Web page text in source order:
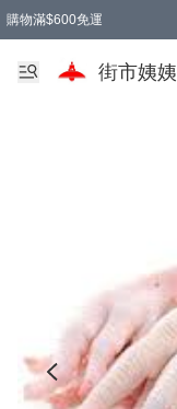
購物滿$600免運
街市姨姨